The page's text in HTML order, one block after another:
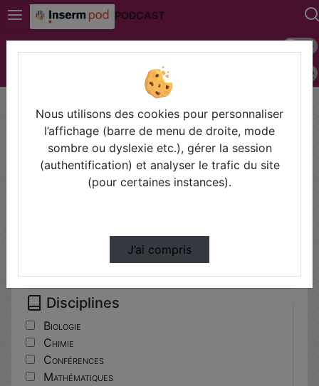
PODCAST
Mode
Police
Filtres
Types
Autre
Disciplines
Biologie
Chimie
Conférences
Mathématiques
Nous utilisons des cookies pour personnaliser
l’affichage (barre de menu de droite, mode
sombre ou dyslexie etc.), gérer la session
(authentification) et analyser le trafic du site
(pour certaines instances).
J’ai compris